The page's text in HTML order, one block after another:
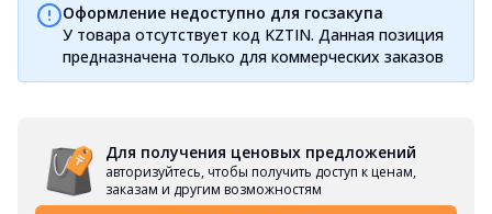
Оформление недоступно для госзакупа
У товара отсутствует код KZTIN. Данная позиция
предназначена только для коммерческих заказов
Для получения ценовых предложений
авторизуйтесь, чтобы получить доступ к ценам,
заказам и другим возможностям